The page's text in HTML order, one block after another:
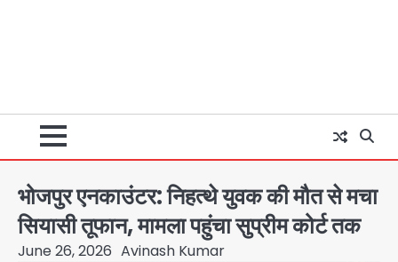
भोजपुर एनकाउंटर: निहत्थे युवक की मौत से मचा
सियासी तूफान, मामला पहुंचा सुप्रीम कोर्ट तक
June 26, 2026 Avinash Kumar